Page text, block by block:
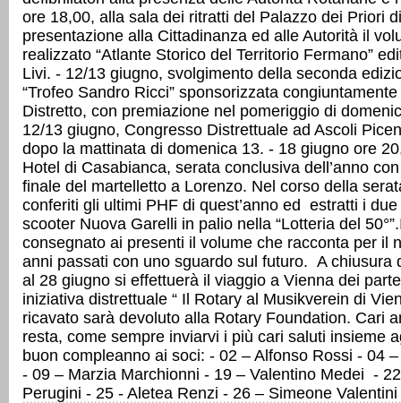
ore 18,00, alla sala dei ritratti del Palazzo dei Priori
presentazione alla Cittadinanza ed alle Autorità il
realizzato “Atlante Storico del Territorio Fermano”
Livi. - 12/13 giugno, svolgimento della seconda
“Trofeo Sandro Ricci” sponsorizzata
Distretto, con premiazione nel pomeriggio di
12/13 giugno, Congresso Distrettuale ad Ascoli
dopo la mattinata di domenica 13. - 18 giugno ore
Hotel di Casabianca, serata conclusiva dell’anno
finale del martelletto a Lorenzo. Nel corso della
conferiti gli ultimi PHF di quest’anno ed estratti i
scooter Nuova Garelli in palio nella “Lotteria del
consegnato ai presenti il volume che racconta per il
anni passati con uno sguardo sul futuro. A chiusura
al 28 giugno si effettuerà il viaggio a Vienna dei
iniziativa distrettuale “ Il Rotary al Musikverein di
ricavato sarà devoluto alla Rotary Foundation. Cari
resta, come sempre inviarvi i più cari saluti insieme
buon compleanno ai soci: - 02 – Alfonso Rossi - 04
- 09 – Marzia Marchionni - 19 – Valentino Medei -
Perugini - 25 - Aletea Renzi - 26 – Simeone